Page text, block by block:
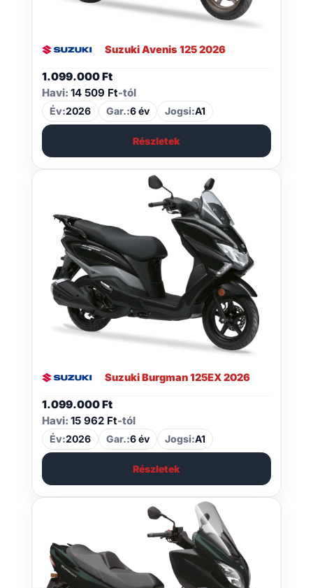
Suzuki Avenis 125 2026
1.099.000Ft
Havi: 14 509 Ft-tól
Év:2026 Gar.:6 év Jogsi:A1
Részletek
Suzuki Burgman 125EX 2026
1.099.000Ft
Havi: 15 962 Ft-tól
Év:2026 Gar.:6 év Jogsi:A1
Részletek